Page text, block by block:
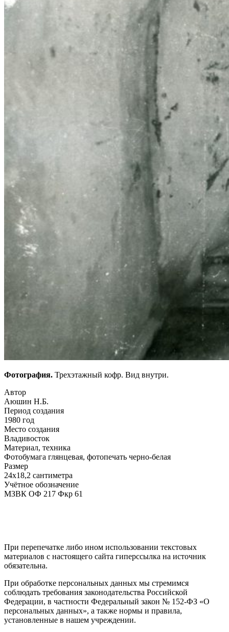
Фотография. Трехэтажный кофр. Вид внутри.
Автор
Аюшин Н.Б.
Период создания
1980 год
Место создания
Владивосток
Материал, техника
Фотобумага глянцевая, фотопечать черно-белая
Размер
24х18,2 сантиметра
Учётное обозначение
МЗВК ОФ 217 Фкр 61
При перепечатке либо ином использовании текстовых
материалов с настоящего сайта гиперссылка на источник
обязательна.
При обработке персональных данных мы стремимся
соблюдать требования законодательства Российской
Федерации, в частности Федеральный закон № 152-ФЗ «О
персональных данных», а также нормы и правила,
установленные в нашем учреждении.